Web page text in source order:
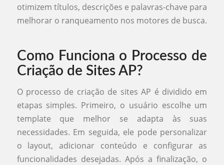
otimizem títulos, descrições e palavras-chave para
melhorar o ranqueamento nos motores de busca.
Como Funciona o Processo de
Criação de Sites AP?
O processo de criação de sites AP é dividido em
etapas simples. Primeiro, o usuário escolhe um
template que melhor se adapta às suas
necessidades. Em seguida, ele pode personalizar
o layout, adicionar conteúdo e configurar as
funcionalidades desejadas. Após a finalização, o